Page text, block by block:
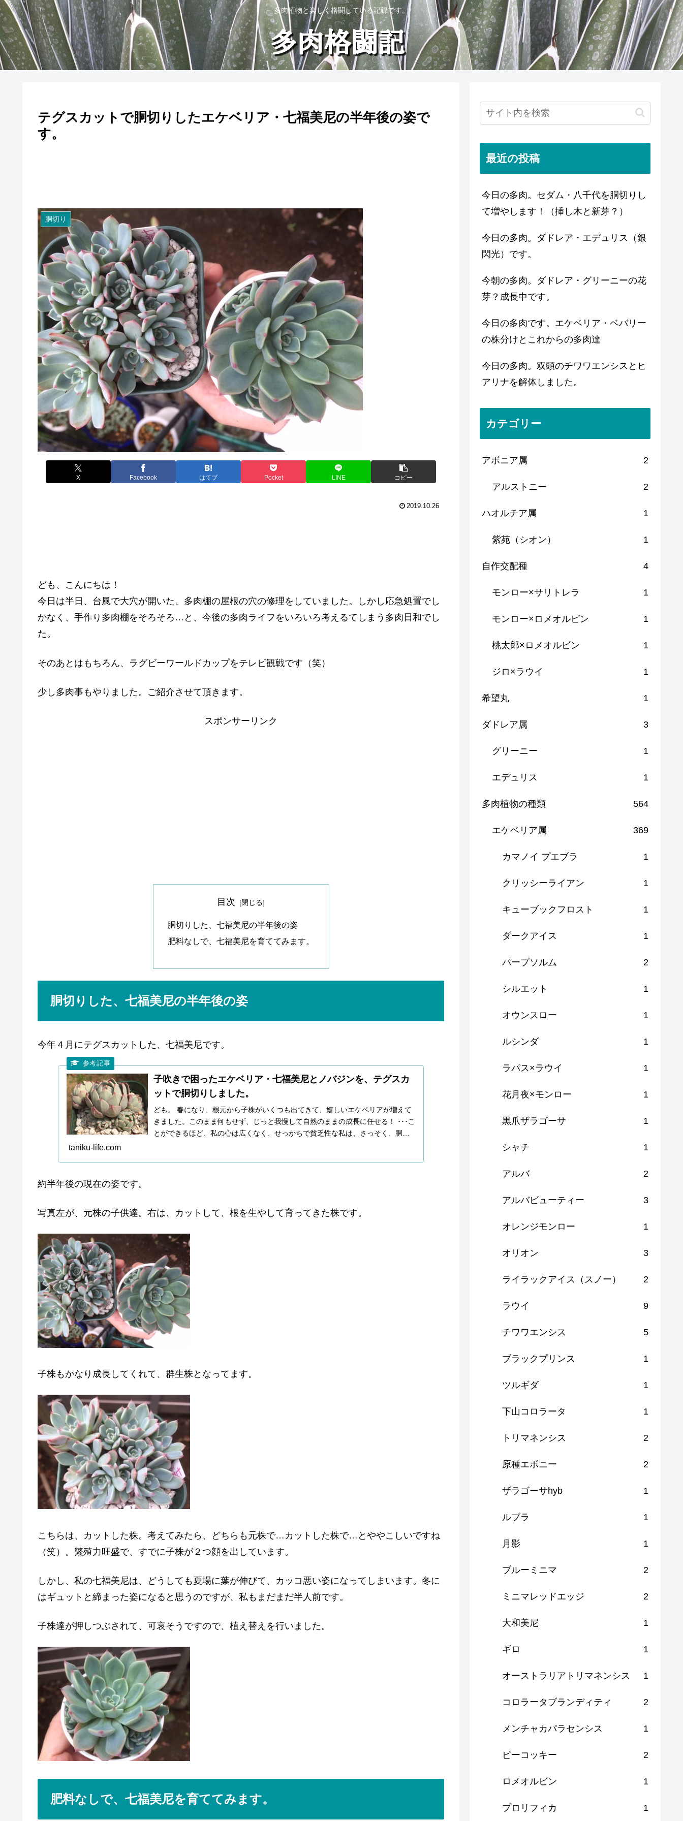
多肉植物と楽しく格闘している記録です。
テグスカットで胴切りしたエケベリア・七福美尼の半年後の姿で
す。
胴切り
X Facebook はてブ Pocket LINE コピー
2019.10.26
ども、こんにちは！
今日は半日、台風で大穴が開いた、多肉棚の屋根の穴の修理をしていました。しかし応急処置でし
かなく、手作り多肉棚をそろそろ…と、今後の多肉ライフをいろいろ考えるてしまう多肉日和でし
た。
そのあとはもちろん、ラグビーワールドカップをテレビ観戦です（笑）
少し多肉事もやりました。ご紹介させて頂きます。
スポンサーリンク
目次
胴切りした、七福美尼の半年後の姿
肥料なしで、七福美尼を育ててみます。
胴切りした、七福美尼の半年後の姿
今年４月にテグスカットした、七福美尼です。
子吹きで困ったエケベリア・七福美尼とノバジンを、テグスカ
ットで胴切りしました。
ども。 春になり、根元から子株がいくつも出てきて、嬉しいエケベリアが増えて
きました。このまま何もせず、じっと我慢して自然のままの成長に任せる！ ･･･こ
とができるほど、私の心は広くなく、せっかちで貧乏性な私は、さっそく、胴切
taniku-life.com
約半年後の現在の姿です。
写真左が、元株の子供達。右は、カットして、根を生やして育ってきた株です。
子株もかなり成長してくれて、群生株となってます。
こちらは、カットした株。考えてみたら、どちらも元株で…カットした株で…とややこしいですね
（笑）。繁殖力旺盛で、すでに子株が２つ顔を出しています。
しかし、私の七福美尼は、どうしても夏場に葉が伸びて、カッコ悪い姿になってしまいます。冬に
はギュットと締まった姿になると思うのですが、私もまだまだ半人前です。
子株達が押しつぶされて、可哀そうですので、植え替えを行いました。
肥料なしで、七福美尼を育ててみます。
最近の投稿
今日の多肉。セダム・八千代を胴切りし
て増やします！（挿し木と新芽？）
今日の多肉。ダドレア・エデュリス（銀
閃光）です。
今朝の多肉。ダドレア・グリーニーの花
芽？成長中です。
今日の多肉です。エケベリア・ベバリー
の株分けとこれからの多肉達
今日の多肉。双頭のチワワエンシスとヒ
アリナを解体しました。
カテゴリー
アボニア属 2
アルストニー 2
ハオルチア属 1
紫苑（シオン） 1
自作交配種 4
モンロー×サリトレラ 1
モンロー×ロメオルビン 1
桃太郎×ロメオルビン 1
ジロ×ラウイ 1
希望丸 1
ダドレア属 3
グリーニー 1
エデュリス 1
多肉植物の種類 564
エケベリア属 369
カマノイ プエブラ 1
クリッシーライアン 1
キューブックフロスト 1
ダークアイス 1
パープソルム 2
シルエット 1
オウンスロー 1
ルシンダ 1
ラパス×ラウイ 1
花月夜×モンロー 1
黒爪ザラゴーサ 1
シャチ 1
アルバ 2
アルバビューティー 3
オレンジモンロー 1
オリオン 3
ライラックアイス（スノー） 2
ラウイ 9
チワワエンシス 5
ブラックプリンス 1
ツルギダ 1
下山コロラータ 1
トリマネンシス 2
原種エボニー 2
ザラゴーサhyb 1
ルブラ 1
月影 1
ブルーミニマ 2
ミニマレッドエッジ 2
大和美尼 1
ギロ 1
オーストラリアトリマネンシス 1
コロラータブランディティ 2
メンチャカパラセンシス 1
ピーコッキー 2
ロメオルビン 1
プロリフィカ 1